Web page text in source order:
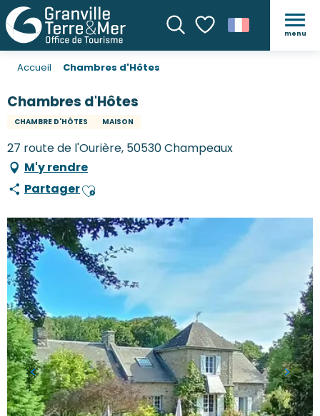
Recherche
Voir les favoris
menu
Accueil Chambres d'Hôtes
Chambres d'Hôtes
CHAMBRE D'HÔTES MAISON
27 route de l'Ourière, 50530 Champeaux
M'y rendre
PartagerAjouter aux favoris